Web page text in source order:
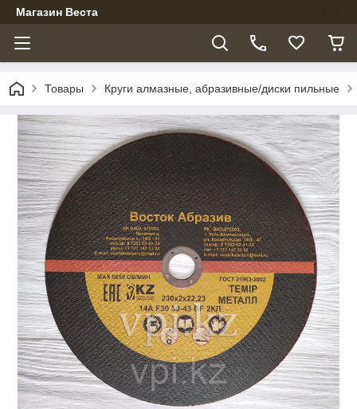
Магазин Веста
Товары Круги алмазные, абразивные/диски пильные